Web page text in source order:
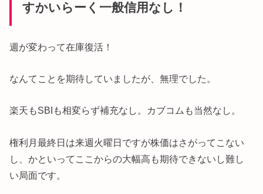
すかいらーく一般信用なし！
週が変わって在庫復活！
なんてことを期待していましたが、無理でした。
楽天もSBIも相変らず補充なし。カブコムも当然なし。
権利月最終日は来週火曜日ですが株価はさがってこない
し、かといってここからの大幅高も期待できないし難し
い局面です。